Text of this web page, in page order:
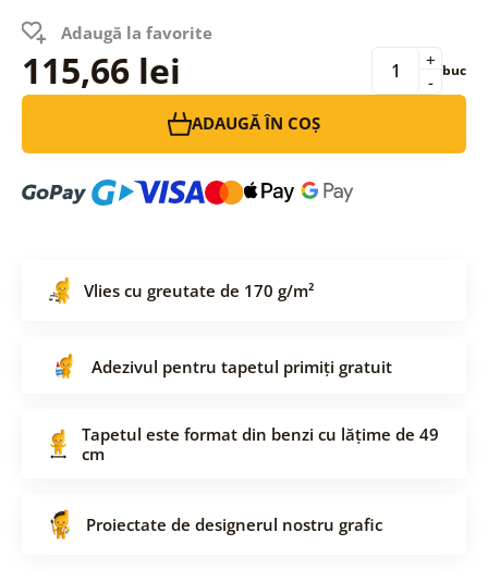
Adaugă la favorite
115,66 lei -
+ buc
ADAUGĂ ÎN COȘ
Vlies cu greutate de 170 g/m²
Adezivul pentru tapetul primiți gratuit
Tapetul este format din benzi cu lățime de 49
cm
Proiectate de designerul nostru grafic